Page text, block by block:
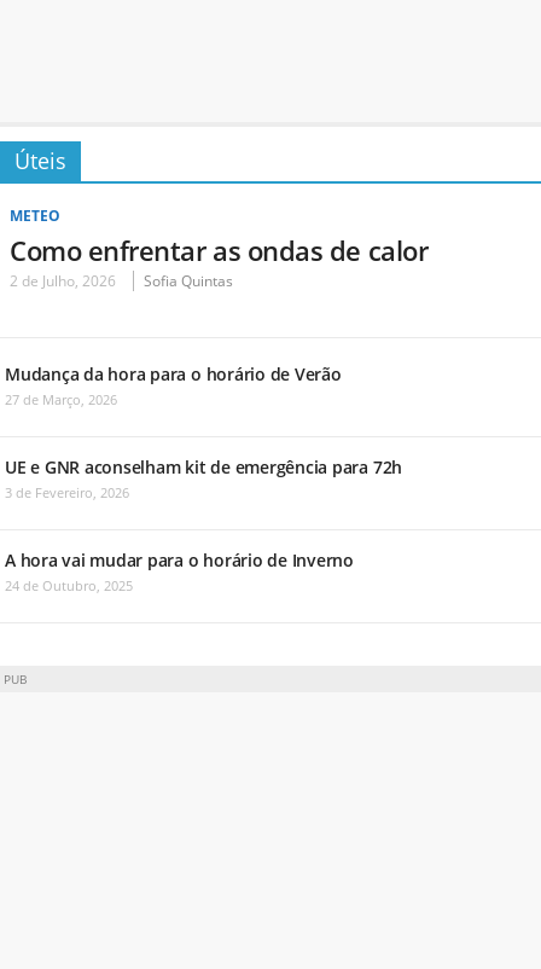
Úteis
METEO
Como enfrentar as ondas de calor
2 de Julho, 2026 Sofia Quintas
Mudança da hora para o horário de Verão
27 de Março, 2026
UE e GNR aconselham kit de emergência para 72h
3 de Fevereiro, 2026
A hora vai mudar para o horário de Inverno
24 de Outubro, 2025
PUB